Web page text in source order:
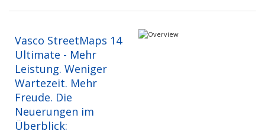
Vasco StreetMaps 14
Ultimate - Mehr
Leistung. Weniger
Wartezeit. Mehr
Freude. Die
Neuerungen im
Überblick: